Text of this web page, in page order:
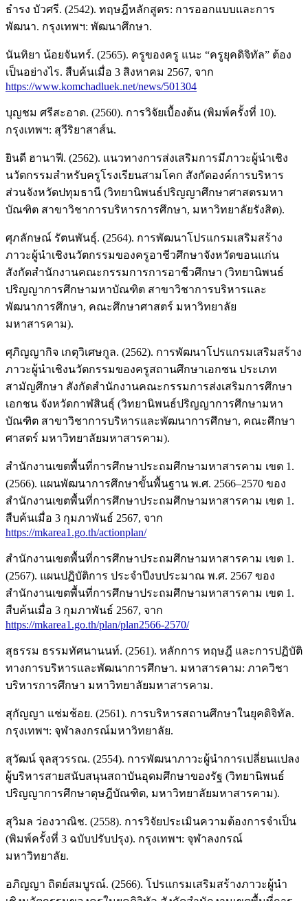
ธำรง บัวศรี. (2542). ทฤษฎีหลักสูตร: การออกแบบและการ
พัฒนา. กรุงเทพฯ: พัฒนาศึกษา.
นันทิยา น้อยจันทร์. (2565). ครูของครู แนะ “ครูยุคดิจิทัล” ต้อง
เป็นอย่างไร. สืบค้นเมื่อ 3 สิงหาคม 2567, จาก
https://www.komchadluek.net/news/501304
บุญชม ศรีสะอาด. (2560). การวิจัยเบื้องต้น (พิมพ์ครั้งที่ 10).
กรุงเทพฯ: สุวีริยาสาส์น.
ยินดี ฮานาฟี. (2562). แนวทางการส่งเสริมการมีภาวะผู้นำเชิง
นวัตกรรมสำหรับครูโรงเรียนสามโคก สังกัดองค์การบริหาร
ส่วนจังหวัดปทุมธานี (วิทยานิพนธ์ปริญญาศึกษาศาสตรมหา
บัณฑิต สาขาวิชาการบริหารการศึกษา, มหาวิทยาลัยรังสิต).
ศุภลักษณ์ รัตนพันธุ์. (2564). การพัฒนาโปรแกรมเสริมสร้าง
ภาวะผู้นำเชิงนวัตกรรมของครูอาชีวศึกษาจังหวัดขอนแก่น
สังกัดสำนักงานคณะกรรมการการอาชีวศึกษา (วิทยานิพนธ์
ปริญญาการศึกษามหาบัณฑิต สาขาวิชาการบริหารและ
พัฒนาการศึกษา, คณะศึกษาศาสตร์ มหาวิทยาลัย
มหาสารคาม).
ศุภิญญากิจ เกตุวิเศษกูล. (2562). การพัฒนาโปรแกรมเสริมสร้าง
ภาวะผู้นำเชิงนวัตกรรมของครูสถานศึกษาเอกชน ประเภท
สามัญศึกษา สังกัดสำนักงานคณะกรรมการส่งเสริมการศึกษา
เอกชน จังหวัดกาฬสินธุ์ (วิทยานิพนธ์ปริญญาการศึกษามหา
บัณฑิต สาขาวิชาการบริหารและพัฒนาการศึกษา, คณะศึกษา
ศาสตร์ มหาวิทยาลัยมหาสารคาม).
สำนักงานเขตพื้นที่การศึกษาประถมศึกษามหาสารคาม เขต 1.
(2566). แผนพัฒนาการศึกษาขั้นพื้นฐาน พ.ศ. 2566–2570 ของ
สำนักงานเขตพื้นที่การศึกษาประถมศึกษามหาสารคาม เขต 1.
สืบค้นเมื่อ 3 กุมภาพันธ์ 2567, จาก
https://mkarea1.go.th/actionplan/
สำนักงานเขตพื้นที่การศึกษาประถมศึกษามหาสารคาม เขต 1.
(2567). แผนปฏิบัติการ ประจำปีงบประมาณ พ.ศ. 2567 ของ
สำนักงานเขตพื้นที่การศึกษาประถมศึกษามหาสารคาม เขต 1.
สืบค้นเมื่อ 3 กุมภาพันธ์ 2567, จาก
https://mkarea1.go.th/plan/plan2566-2570/
สุธรรม ธรรมทัศนานนท์. (2561). หลักการ ทฤษฎี และการปฏิบัติ
ทางการบริหารและพัฒนาการศึกษา. มหาสารคาม: ภาควิชา
บริหารการศึกษา มหาวิทยาลัยมหาสารคาม.
สุกัญญา แช่มช้อย. (2561). การบริหารสถานศึกษาในยุคดิจิทัล.
กรุงเทพฯ: จุฬาลงกรณ์มหาวิทยาลัย.
สุวัฒน์ จุลสุวรรณ. (2554). การพัฒนาภาวะผู้นำการเปลี่ยนแปลง
ผู้บริหารสายสนับสนุนสถาบันอุดมศึกษาของรัฐ (วิทยานิพนธ์
ปริญญาการศึกษาดุษฎีบัณฑิต, มหาวิทยาลัยมหาสารคาม).
สุวิมล ว่องวาณิช. (2558). การวิจัยประเมินความต้องการจำเป็น
(พิมพ์ครั้งที่ 3 ฉบับปรับปรุง). กรุงเทพฯ: จุฬาลงกรณ์
มหาวิทยาลัย.
อภิญญา ถิตย์สมบูรณ์. (2566). โปรแกรมเสริมสร้างภาวะผู้นำ